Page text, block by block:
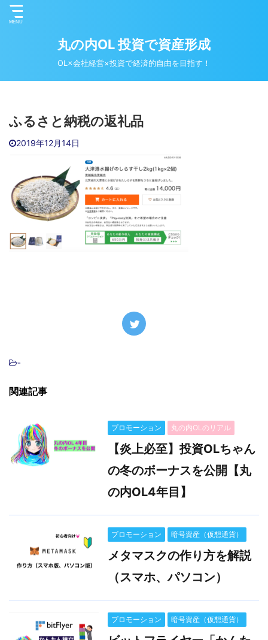
丸の内OL 投資で資産形成
OL×会社経営×投資で経済的自由を目指す！
ふるさと納税の返礼品
2019年12月14日
-
関連記事
プロモーション 丸の内OLのリアル
【炎上必至】投資OLちゃん
の冬のボーナスを公開【丸
の内OL4年目】
プロモーション 暗号資産（仮想通貨）
メタマスクの作り方を解説
（スマホ、パソコン）
プロモーション 暗号資産（仮想通貨）